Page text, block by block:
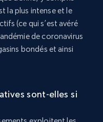
la plus intense et le
(ce qui s’est avéré
de coronavirus
bondés et ainsi
sont-elles si